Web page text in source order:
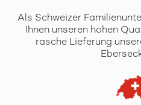
Als Schweizer
Ihnen unseren hohen
rasche Lieferung